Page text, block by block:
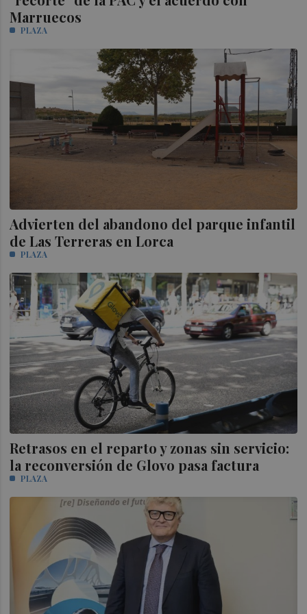
Marruecos
PLAZA
Advierten del abandono del parque infantil
de Las Terreras en Lorca
PLAZA
Retrasos en el reparto y zonas sin servicio:
la reconversión de Glovo pasa factura
PLAZA